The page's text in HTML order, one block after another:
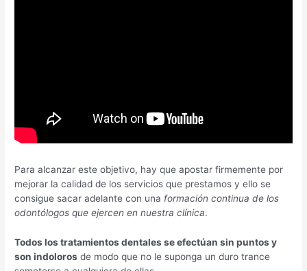
Para alcanzar este objetivo, hay que apostar firmemente por
mejorar la calidad de los servicios que prestamos y ello se
consigue sacar adelante con una formación continua de los
odontólogos que ejercen en nuestra clínica.
Todos los tratamientos dentales se efectúan sin puntos y
son indoloros de modo que no le suponga un duro trance